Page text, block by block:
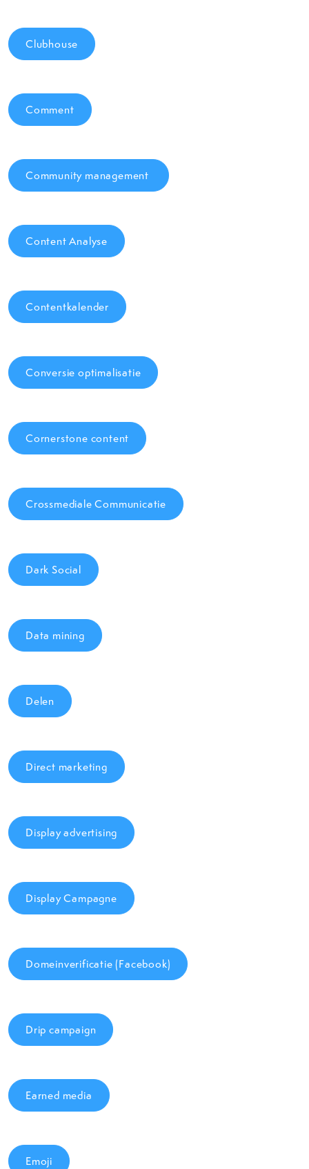
Clubhouse
Comment
Community management
Content Analyse
Contentkalender
Conversie optimalisatie
Cornerstone content
Crossmediale Communicatie
Dark Social
Data mining
Delen
Direct marketing
Display advertising
Display Campagne
Domeinverificatie (Facebook)
Drip campaign
Earned media
Emoji